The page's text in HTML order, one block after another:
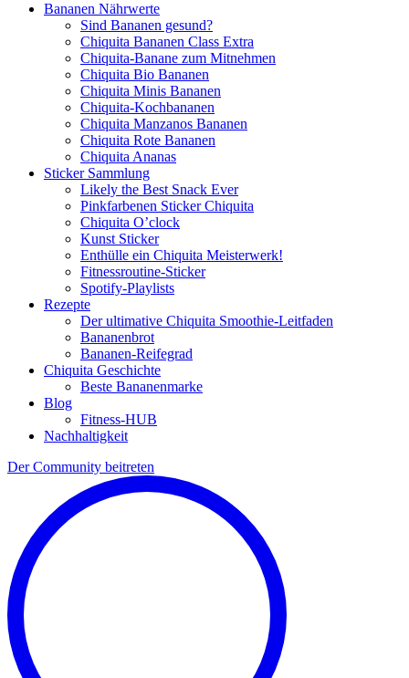
Bananen Nährwerte
Sind Bananen gesund?
Chiquita Bananen Class Extra
Chiquita-Banane zum Mitnehmen
Chiquita Bio Bananen
Chiquita Minis Bananen
Chiquita-Kochbananen
Chiquita Manzanos Bananen
Chiquita Rote Bananen
Chiquita Ananas
Sticker Sammlung
Likely the Best Snack Ever
Pinkfarbenen Sticker Chiquita
Chiquita O’clock
Kunst Sticker
Enthülle ein Chiquita Meisterwerk!
Fitnessroutine-Sticker
Spotify-Playlists
Rezepte
Der ultimative Chiquita Smoothie-Leitfaden
Bananenbrot
Bananen-Reifegrad
Chiquita Geschichte
Beste Bananenmarke
Blog
Fitness-HUB
Nachhaltigkeit
Der Community beitreten